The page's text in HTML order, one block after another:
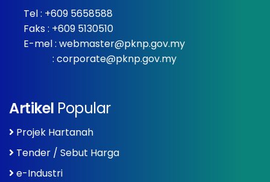
Tel : +609 5658588
Faks : +609 5130510
E-mel : webmaster@pknp.gov.my
: corporate@pknp.gov.my
Artikel Popular
Projek Hartanah
Tender / Sebut Harga
e-Industri